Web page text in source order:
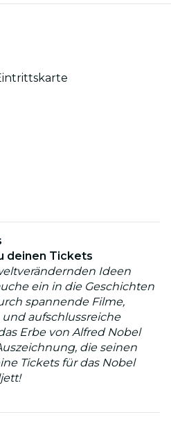
deinen Tickets
Ideen
ein in die Geschichten
spannende Filme,
aufschlussreiche
Erbe von Alfred Nobel
die seinen
Tickets für das Nobel